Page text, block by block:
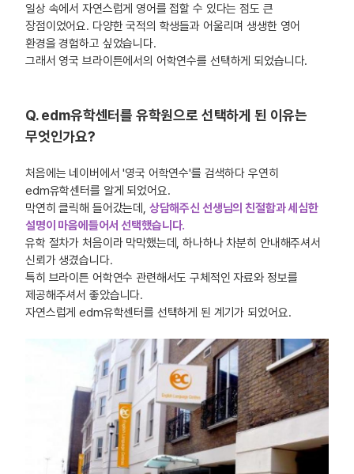
일상 속에서 자연스럽게 영어를 접할 수 있다는 점도 큰
장점이었어요. 다양한 국적의 학생들과 어울리며 생생한 영어
환경을 경험하고 싶었습니다.
그래서 영국 브라이튼에서의 어학연수를 선택하게 되었습니다.
Q. edm유학센터를 유학원으로 선택하게 된 이유는
무엇인가요?
처음에는 네이버에서 '영국 어학연수'를 검색하다 우연히
edm유학센터를 알게 되었어요.
막연히 클릭해 들어갔는데, 상담해주신 선생님의 친절함과 세심한
설명이 마음에들어서 선택했습니다.
유학 절차가 처음이라 막막했는데, 하나하나 차분히 안내해주셔서
신뢰가 생겼습니다.
특히 브라이튼 어학연수 관련해서도 구체적인 자료와 정보를
제공해주셔서 좋았습니다.
자연스럽게 edm유학센터를 선택하게 된 계기가 되었어요.